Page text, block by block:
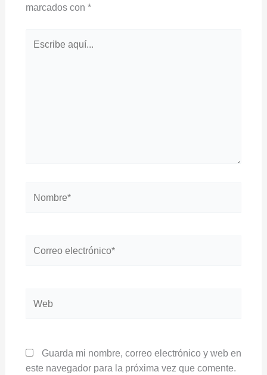
marcados con *
aquí...
electrónico*
Guarda mi nombre, correo electrónico y web en
este navegador para la próxima vez que comente.